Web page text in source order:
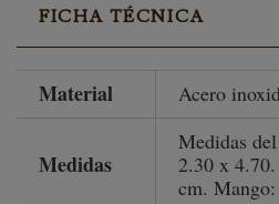
FICHA TÉCNICA
Material Acero
Medidas
Medidas
2.30 x
cm.